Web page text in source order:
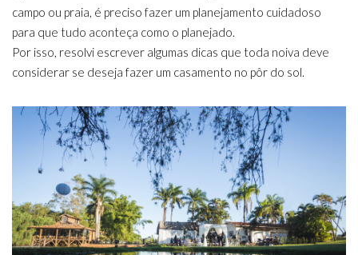
campo ou praia, é preciso fazer um planejamento cuidadoso
para que tudo aconteça como o planejado.
Por isso, resolvi escrever algumas dicas que toda noiva deve
considerar se deseja fazer um casamento no pôr do sol.